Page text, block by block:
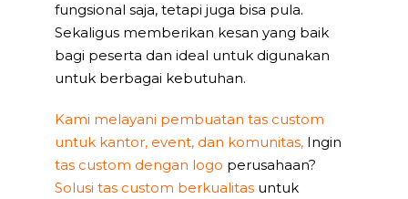
fungsional saja, tetapi juga bisa pula.
Sekaligus memberikan kesan yang baik
bagi peserta dan ideal untuk digunakan
untuk berbagai kebutuhan.
Kami melayani pembuatan tas custom
untuk kantor, event, dan komunitas, Ingin
tas custom dengan logo perusahaan?
Solusi tas custom berkualitas untuk